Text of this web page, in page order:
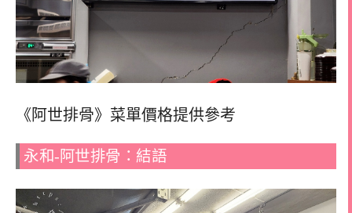
《阿世排骨》菜單價格提供參考
永和-阿世排骨：結語